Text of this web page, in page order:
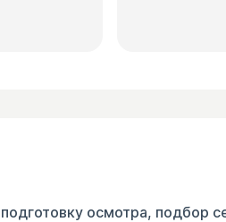
осмотра, подбор